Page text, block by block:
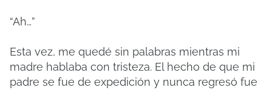
“Ah…”
Esta vez, me quedé sin palabras mientras mi
madre hablaba con tristeza. El hecho de que mi
padre se fue de expedición y nunca regresó fue